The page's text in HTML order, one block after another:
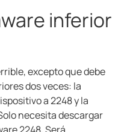
inferior
excepto que debe
dos veces: la
a 2248 y la
necesita descargar